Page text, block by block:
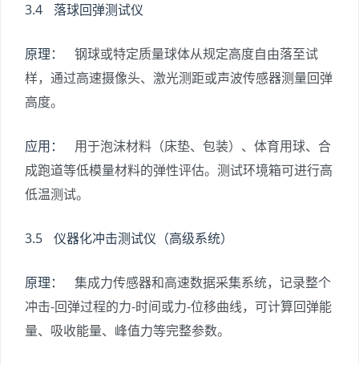
3.4 落球回弹测试仪
原理：
钢球或特定质量球体从规定高度自由落至试
样，通过高速摄像头、激光测距或声波传感器测量回弹
高度。
应用：
用于泡沫材料（床垫、包装）、体育用球、合
成跑道等低模量材料的弹性评估。测试环境箱可进行高
低温测试。
3.5 仪器化冲击测试仪（高级系统）
原理：
集成力传感器和高速数据采集系统，记录整个
冲击-回弹过程的力-时间或力-位移曲线，可计算回弹能
量、吸收能量、峰值力等完整参数。